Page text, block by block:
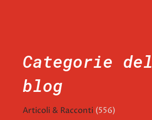
Categorie del
blog
Articoli & Racconti (556)